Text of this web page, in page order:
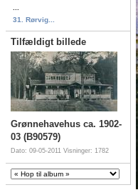
31. Rørvig...
Tilfældigt billede
Grønnehavehus ca. 1902-
03 (B90579)
Dato: 09-05-2011 Visninger: 1782